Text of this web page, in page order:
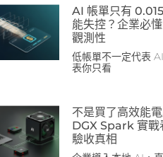
AI 帳單只有
能失控？企業必
觀測性
低帳單不一定代表
表你只看
不是買了高效能
DGX Spark 實戰
驗收真相